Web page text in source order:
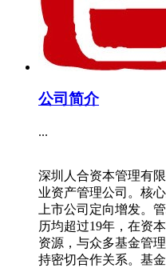
公司简介
...
深圳人合资本管理有
业资产管理公司。核
上市公司定向增发。
历均超过19年，在资
资源，与众多基金管
持密切合作关系。基